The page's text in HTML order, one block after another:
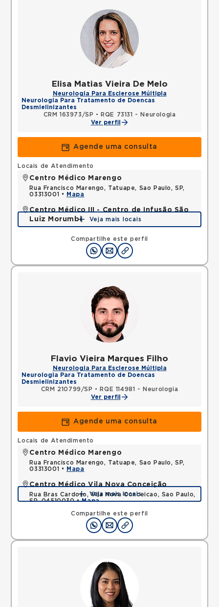
Elisa Matias Vieira De Melo
Neurologia Para Esclerose Múltipla
Neurologia Para Tratamento de Doencas
Desmielinizantes
CRM 163973/SP •
RQE 73131 - Neurologia
Ver perfil
Agende uma consulta
Compartilhe este perfil
Locais de Atendimento
Centro Médico Marengo
Rua Francisco Marengo, Tatuape, Sao Paulo, SP,
03313001 •
Mapa
Centro Médico III - Centro de Infusão São
Luiz Morumbi
Avenida Lineu de Paula Machado, Jardim Everest,
Sao Paulo, SP, 05601001 •
Mapa
Veja mais locais
Flavio Vieira Marques Filho
Neurologia Para Esclerose Múltipla
Neurologia Para Tratamento de Doencas
Desmielinizantes
CRM 210799/SP •
RQE 114981 - Neurologia
Ver perfil
Agende uma consulta
Compartilhe este perfil
Locais de Atendimento
Centro Médico Marengo
Rua Francisco Marengo, Tatuape, Sao Paulo, SP,
03313001 •
Mapa
Centro Médico Vila Nova Conceição
Rua Bras Cardoso, Vila Nova Conceicao, Sao Paulo,
SP, 04510030 •Mapa
Veja mais locais